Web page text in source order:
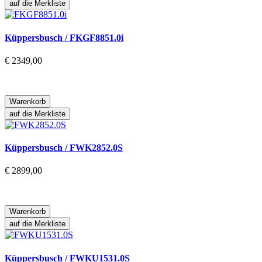
auf die Merkliste
Küppersbusch / FKGF8851.0i
€ 2349,00
Warenkorb
auf die Merkliste
Küppersbusch / FWK2852.0S
€ 2899,00
Warenkorb
auf die Merkliste
Küppersbusch / FWKU1531.0S